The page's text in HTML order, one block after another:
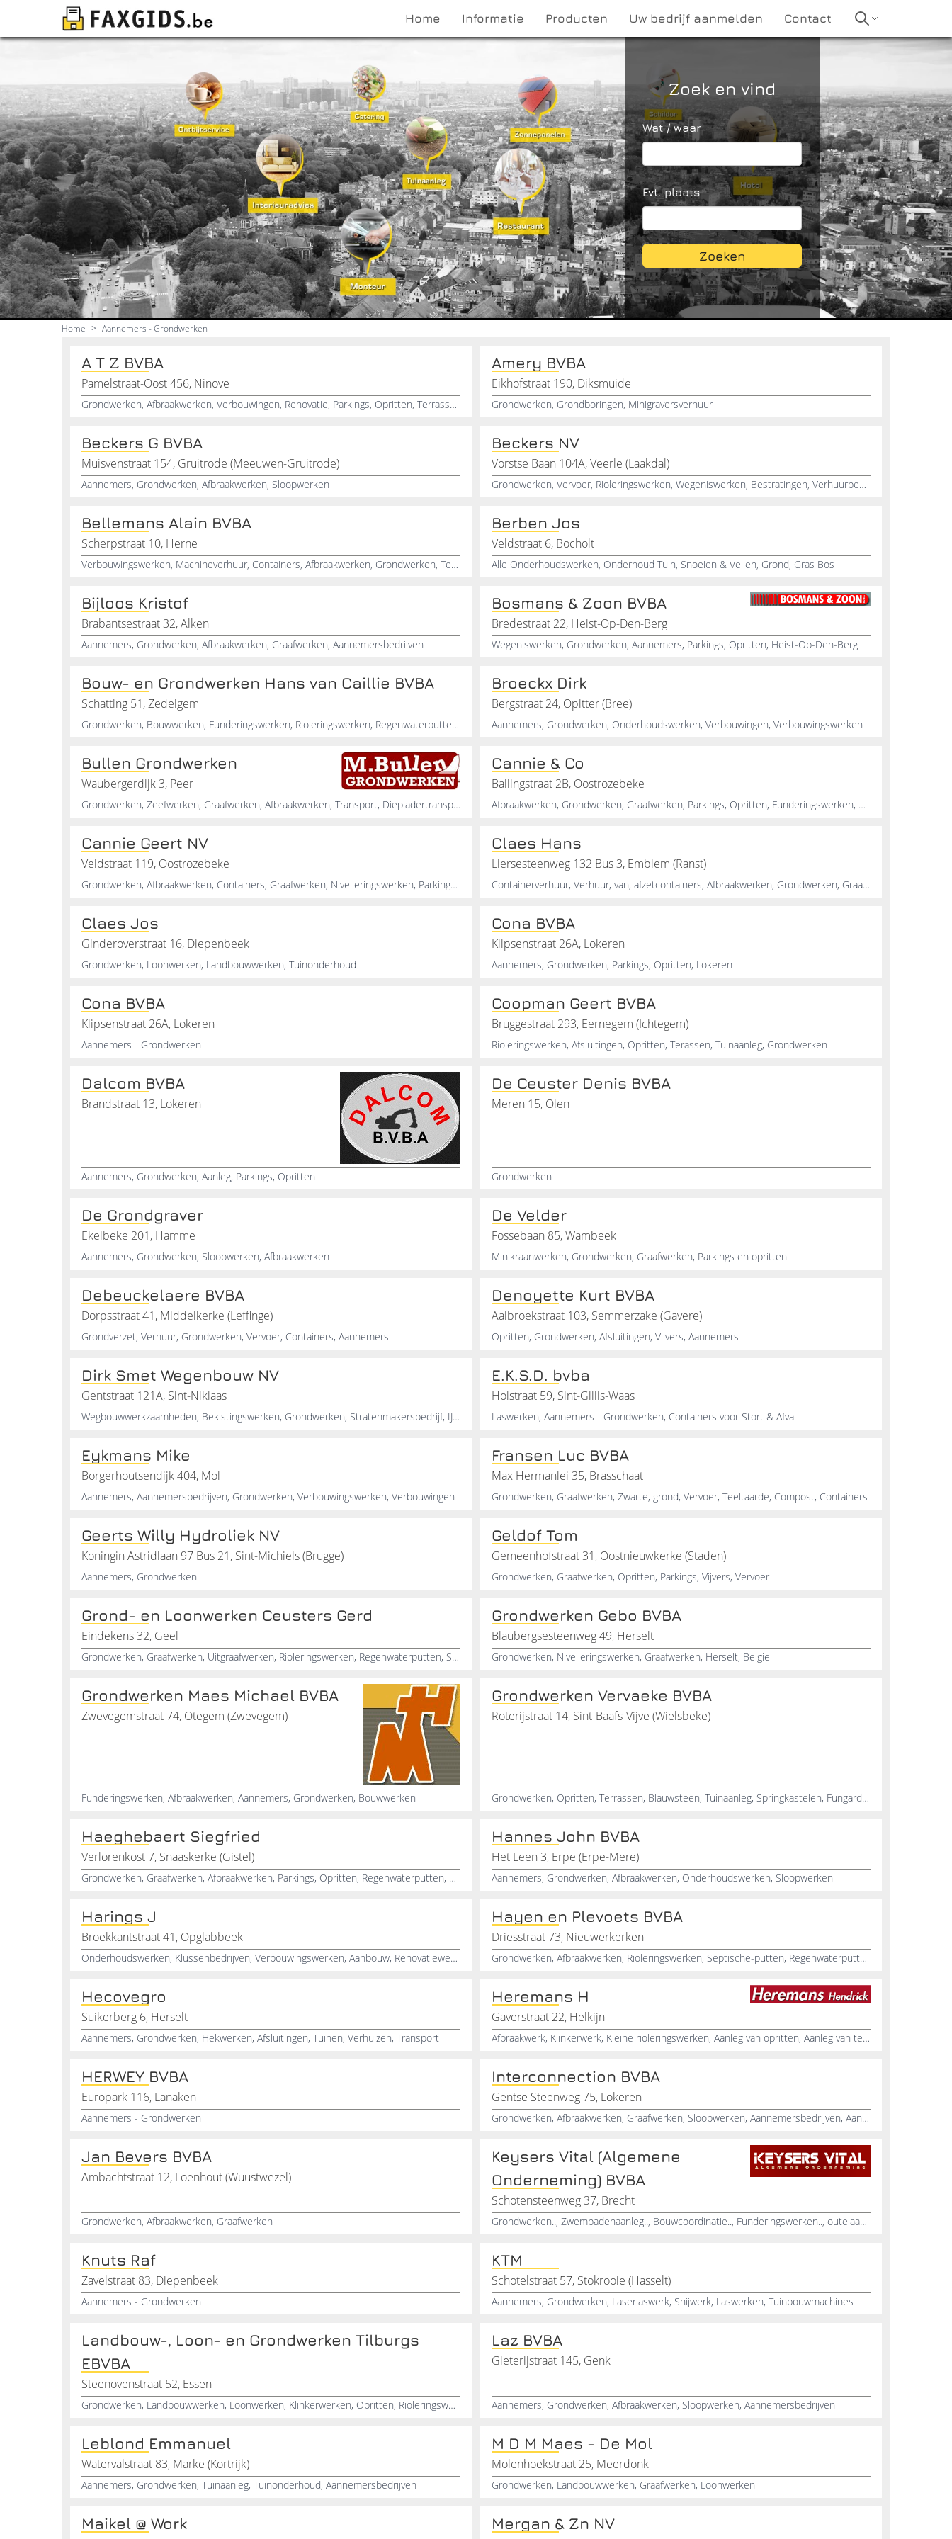
Home Informatie Producten Uw bedrijf aanmelden Contact
Zoek en vind
Wat / waar
Evt. plaats
Zoeken
Home > Aannemers - Grondwerken
A T Z BVBA
Pamelstraat-Oost 456, Ninove
Grondwerken, Afbraakwerken, Verbouwingen, Renovatie, Parkings, Opritten, Terrassen, Klinkerwerken, Natuursteen, Ninove
Amery BVBA
Eikhofstraat 190, Diksmuide
Grondwerken, Grondboringen, Minigraversverhuur
Beckers G BVBA
Muisvenstraat 154, Gruitrode (Meeuwen-Gruitrode)
Aannemers, Grondwerken, Afbraakwerken, Sloopwerken
Beckers NV
Vorstse Baan 104A, Veerle (Laakdal)
Grondwerken, Vervoer, Rioleringswerken, Wegeniswerken, Bestratingen, Verhuurbedrijven, Aannemers
Bellemans Alain BVBA
Scherpstraat 10, Herne
Verbouwingswerken, Machineverhuur, Containers, Afbraakwerken, Grondwerken, Terrasklinkers, Kasseien, Zwembaden
Berben Jos
Veldstraat 6, Bocholt
Alle Onderhoudswerken, Onderhoud Tuin, Snoeien & Vellen, Grond, Gras Bos
Bijloos Kristof
Brabantsestraat 32, Alken
Aannemers, Grondwerken, Afbraakwerken, Graafwerken, Aannemersbedrijven
Bosmans & Zoon BVBA
Bredestraat 22, Heist-Op-Den-Berg
Wegeniswerken, Grondwerken, Aannemers, Parkings, Opritten, Heist-Op-Den-Berg
Bouw- en Grondwerken Hans van Caillie BVBA
Schatting 51, Zedelgem
Grondwerken, Bouwwerken, Funderingswerken, Rioleringswerken, Regenwaterputten, Aannemers, Ruwbouw, Verbouwingen, Metselwerken
Broeckx Dirk
Bergstraat 24, Opitter (Bree)
Aannemers, Grondwerken, Onderhoudswerken, Verbouwingen, Verbouwingswerken
Bullen Grondwerken
Waubergerdijk 3, Peer
Grondwerken, Zeefwerken, Graafwerken, Afbraakwerken, Transport, Diepladertransport, Zeefmachineverhuur
Cannie & Co
Ballingstraat 2B, Oostrozebeke
Afbraakwerken, Grondwerken, Graafwerken, Parkings, Opritten, Funderingswerken, Nivelleringswerken, Grondverzet, Betonwerken, Rioleringswerken
Cannie Geert NV
Veldstraat 119, Oostrozebeke
Grondwerken, Afbraakwerken, Containers, Graafwerken, Nivelleringswerken, Parkings, Regenwaterputten, Septischeputten, Rioleringswerken
Claes Hans
Liersesteenweg 132 Bus 3, Emblem (Ranst)
Containerverhuur, Verhuur, van, afzetcontainers, Afbraakwerken, Grondwerken, Graafwerken
Claes Jos
Ginderoverstraat 16, Diepenbeek
Grondwerken, Loonwerken, Landbouwwerken, Tuinonderhoud
Cona BVBA
Klipsenstraat 26A, Lokeren
Aannemers, Grondwerken, Parkings, Opritten, Lokeren
Cona BVBA
Klipsenstraat 26A, Lokeren
Aannemers - Grondwerken
Coopman Geert BVBA
Bruggestraat 293, Eernegem (Ichtegem)
Rioleringswerken, Afsluitingen, Opritten, Terassen, Tuinaanleg, Grondwerken
Dalcom BVBA
Brandstraat 13, Lokeren
Aannemers, Grondwerken, Aanleg, Parkings, Opritten
De Ceuster Denis BVBA
Meren 15, Olen
Grondwerken
De Grondgraver
Ekelbeke 201, Hamme
Aannemers, Grondwerken, Sloopwerken, Afbraakwerken
De Velder
Fossebaan 85, Wambeek
Minikraanwerken, Grondwerken, Graafwerken, Parkings en opritten
Debeuckelaere BVBA
Dorpsstraat 41, Middelkerke (Leffinge)
Grondverzet, Verhuur, Grondwerken, Vervoer, Containers, Aannemers
Denoyette Kurt BVBA
Aalbroekstraat 103, Semmerzake (Gavere)
Opritten, Grondwerken, Afsluitingen, Vijvers, Aannemers
Dirk Smet Wegenbouw NV
Gentstraat 121A, Sint-Niklaas
Wegbouwwerkzaamheden, Bekistingswerken, Grondwerken, Stratenmakersbedrijf, IJzervlechtwerk, Afwatering, Bestratingen, Rioleringswerken, Sierbestrating, Herbestrating
E.K.S.D. bvba
Holstraat 59, Sint-Gillis-Waas
Laswerken, Aannemers - Grondwerken, Containers voor Stort & Afval
Eykmans Mike
Borgerhoutsendijk 404, Mol
Aannemers, Aannemersbedrijven, Grondwerken, Verbouwingswerken, Verbouwingen
Fransen Luc BVBA
Max Hermanlei 35, Brasschaat
Grondwerken, Graafwerken, Zwarte, grond, Vervoer, Teeltaarde, Compost, Containers
Geerts Willy Hydroliek NV
Koningin Astridlaan 97 Bus 21, Sint-Michiels (Brugge)
Aannemers, Grondwerken
Geldof Tom
Gemeenhofstraat 31, Oostnieuwkerke (Staden)
Grondwerken, Graafwerken, Opritten, Parkings, Vijvers, Vervoer
Grond- en Loonwerken Ceusters Gerd
Eindekens 32, Geel
Grondwerken, Graafwerken, Uitgraafwerken, Rioleringswerken, Regenwaterputten, Septische-putten, Rijpistes-aanleg, Nivelleringswerken
Grondwerken Gebo BVBA
Blaubergsesteenweg 49, Herselt
Grondwerken, Nivelleringswerken, Graafwerken, Herselt, Belgie
Grondwerken Maes Michael BVBA
Zwevegemstraat 74, Otegem (Zwevegem)
Funderingswerken, Afbraakwerken, Aannemers, Grondwerken, Bouwwerken
Grondwerken Vervaeke BVBA
Roterijstraat 14, Sint-Baafs-Vijve (Wielsbeke)
Grondwerken, Opritten, Terrassen, Blauwsteen, Tuinaanleg, Springkastelen, Fungarden, Zwembaden, Containers, Strooidienst
Haeghebaert Siegfried
Verlorenkost 7, Snaaskerke (Gistel)
Grondwerken, Graafwerken, Afbraakwerken, Parkings, Opritten, Regenwaterputten, Septisch-putten, Tuinaanlegvoorbereiding, Paardenpistes, Zwemvijvers
Hannes John BVBA
Het Leen 3, Erpe (Erpe-Mere)
Aannemers, Grondwerken, Afbraakwerken, Onderhoudswerken, Sloopwerken
Harings J
Broekkantstraat 41, Opglabbeek
Onderhoudswerken, Klussenbedrijven, Verbouwingswerken, Aanbouw, Renovatiewerken
Hayen en Plevoets BVBA
Driesstraat 73, Nieuwerkerken
Grondwerken, Afbraakwerken, Rioleringswerken, Septische-putten, Regenwaterputten, Kelders, Funderingswerken, Nivelleringswerken, Parkings, Opritten
Hecovegro
Suikerberg 6, Herselt
Aannemers, Grondwerken, Hekwerken, Afsluitingen, Tuinen, Verhuizen, Transport
Heremans H
Gaverstraat 22, Helkijn
Afbraakwerk, Klinkerwerk, Kleine rioleringswerken, Aanleg van opritten, Aanleg van terrassen, Aanleg van klinkers, Kleine rioleringen
HERWEY BVBA
Europark 116, Lanaken
Aannemers - Grondwerken
Interconnection BVBA
Gentse Steenweg 75, Lokeren
Grondwerken, Afbraakwerken, Graafwerken, Sloopwerken, Aannemersbedrijven, Aansluitingswerken
Jan Bevers BVBA
Ambachtstraat 12, Loenhout (Wuustwezel)
Grondwerken, Afbraakwerken, Graafwerken
Keysers Vital (Algemene
Onderneming) BVBA
Schotensteenweg 37, Brecht
Grondwerken.., Zwembadenaanleg.., Bouwcoordinatie.., Funderingswerken.., outelaad kranen, graafmachine, HAAKSYSTEMEN, HYDRAULISCHE SLANGEN
Knuts Raf
Zavelstraat 83, Diepenbeek
Aannemers - Grondwerken
KTM
Schotelstraat 57, Stokrooie (Hasselt)
Aannemers, Grondwerken, Laserlaswerk, Snijwerk, Laswerken, Tuinbouwmachines
Landbouw-, Loon- en Grondwerken Tilburgs
EBVBA
Steenovenstraat 52, Essen
Grondwerken, Landbouwwerken, Loonwerken, Klinkerwerken, Opritten, Rioleringswerken, Graafwerken, Regenwaterputten, Septische-putten, Nivelleringswerken
Laz BVBA
Gieterijstraat 145, Genk
Aannemers, Grondwerken, Afbraakwerken, Sloopwerken, Aannemersbedrijven
Leblond Emmanuel
Watervalstraat 83, Marke (Kortrijk)
Aannemers, Grondwerken, Tuinaanleg, Tuinonderhoud, Aannemersbedrijven
M D M Maes - De Mol
Molenhoekstraat 25, Meerdonk
Grondwerken, Landbouwwerken, Graafwerken, Loonwerken
Maikel @ Work Mergan & Zn NV